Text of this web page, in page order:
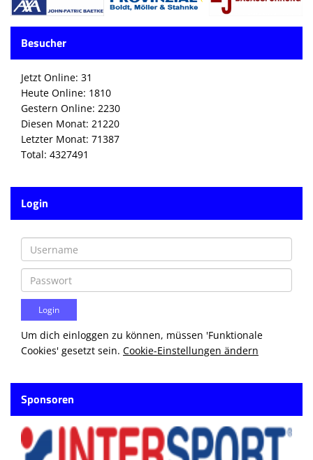
Besucher
Jetzt Online: 31
Heute Online: 1810
Gestern Online: 2230
Diesen Monat: 21220
Letzter Monat: 71387
Total: 4327491
Login
Um dich einloggen zu können, müssen 'Funktionale
Cookies' gesetzt sein. Cookie-Einstellungen ändern
Sponsoren